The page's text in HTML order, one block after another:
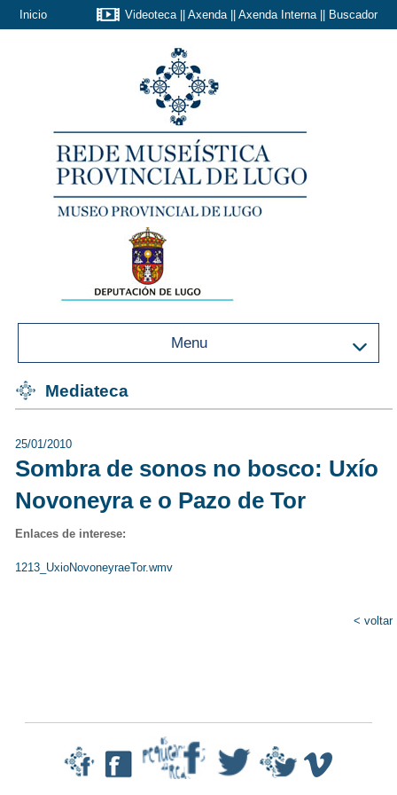
Inicio Videoteca|| Axenda|| Axenda Interna|| Buscador
Menu
Mediateca
25/01/2010
Sombra de sonos no bosco: Uxío
Novoneyra e o Pazo de Tor
Enlaces de interese:
1213_UxioNovoneyraeTor.wmv
< voltar